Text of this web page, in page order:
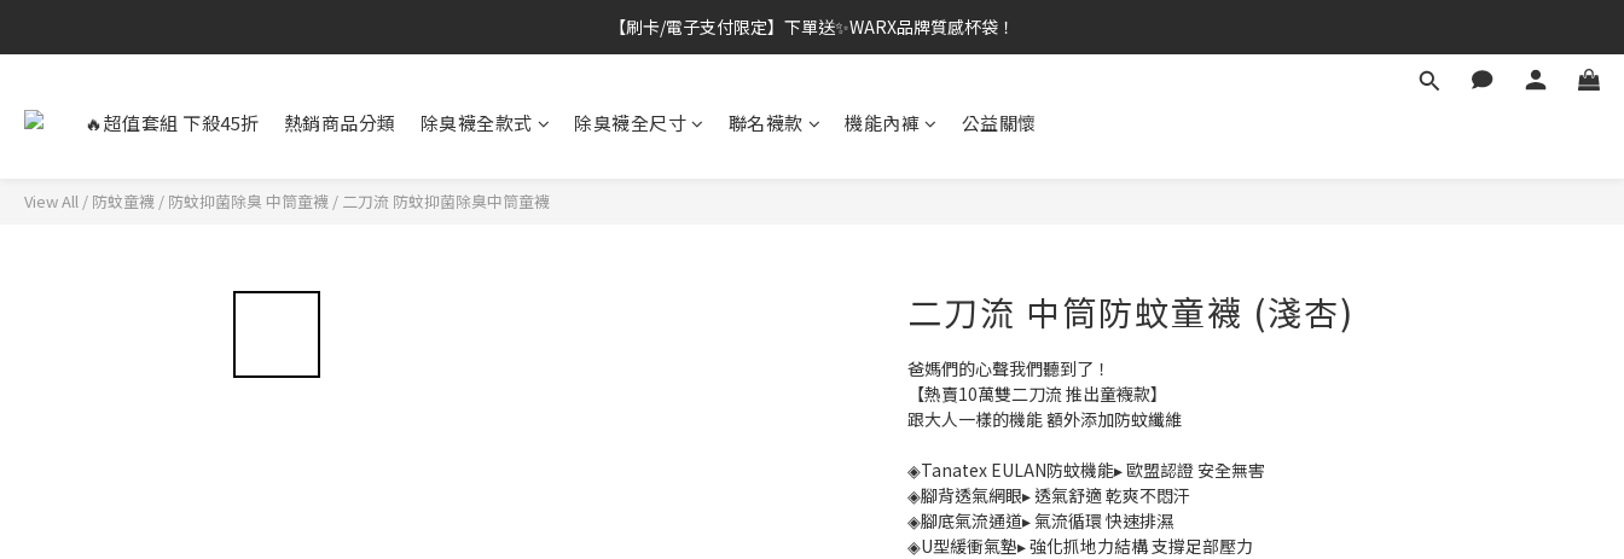
👔挺爸行動：全館襪款【最低$149起】✨立即下單！
🔥超值套組 下殺45折 熱銷商品分類 除臭襪全款式 除臭襪全尺寸 聯名襪款 機能內褲 公益關懷
View All / 防蚊童襪 / 防蚊抑菌除臭 中筒童襪 / 二刀流 防蚊抑菌除臭中筒童襪
二刀流 中筒防蚊童襪 (淺杏)
爸媽們的心聲我們聽到了！
【熱賣10萬雙二刀流 推出童襪款】
跟大人一樣的機能 額外添加防蚊纖維
◈Tanatex EULAN防蚊機能▸ 歐盟認證 安全無害
◈腳背透氣網眼▸ 透氣舒適 乾爽不悶汗
◈腳底氣流通道▸ 氣流循環 快速排濕
◈U型緩衝氣墊▸ 強化抓地力結構 支撐足部壓力